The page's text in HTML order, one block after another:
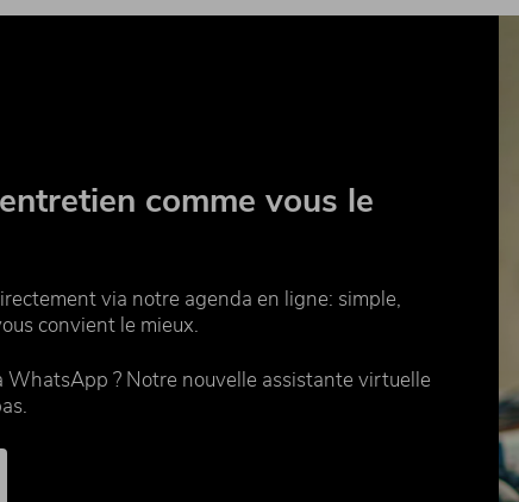
comme vous le
via notre agenda en ligne: simple,
convient le mieux.
WhatsApp ? Notre nouvelle assistante virtuelle